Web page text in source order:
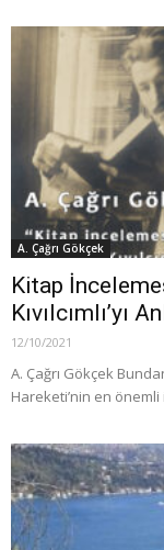
A. Çağrı Gökçek
Kitap
Kıvılcımlı’yı
12/10/2021
A. Çağrı Gökçek
Hareketi’nin en